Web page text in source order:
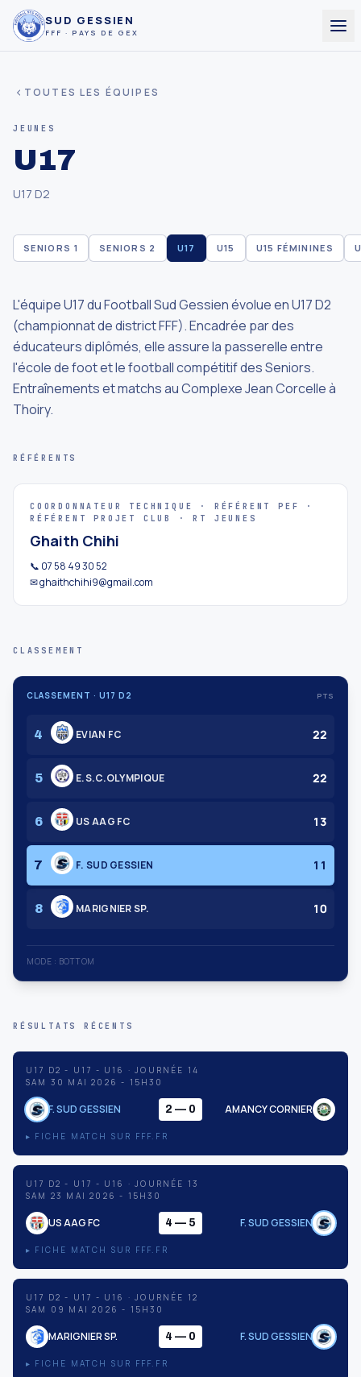
SUD GESSIEN
FFF · PAYS DE GEX
TOUTES LES ÉQUIPES
JEUNES
U17
U17 D2
SENIORS 1 SENIORS 2 U17 U15 U15 FÉMININES
L'équipe U17 du Football Sud Gessien évolue en U17 D2
(championnat de district FFF). Encadrée par des
éducateurs diplômés, elle assure la passerelle entre
l'école de foot et le football compétitif des Seniors.
Entraînements et matchs au Complexe Jean Corcelle à
Thoiry.
RÉFÉRENTS
COORDONNATEUR TECHNIQUE · RÉFÉRENT PEF ·
RÉFÉRENT PROJET CLUB · RT JEUNES
Ghaith Chihi
📞 07 58 49 30 52
✉ ghaithchihi9@gmail.com
CLASSEMENT
CLASSEMENT · U17 D2 PTS
4 EVIAN FC 22
5 E.S.C.OLYMPIQUE 22
6 US AAG FC 13
7 F. SUD GESSIEN 11
8 MARIGNIER SP. 10
MODE : BOTTOM
RÉSULTATS RÉCENTS
U17 D2 - U17 - U16 · JOURNÉE 14
SAM 30 MAI 2026 - 15H30
F. SUD GESSIEN 2 — 0 AMANCY CORNIER
▸ FICHE MATCH SUR FFF.FR
U17 D2 - U17 - U16 · JOURNÉE 13
SAM 23 MAI 2026 - 15H30
US AAG FC 4 — 5 F. SUD GESSIEN
▸ FICHE MATCH SUR FFF.FR
U17 D2 - U17 - U16 · JOURNÉE 12
SAM 09 MAI 2026 - 15H30
MARIGNIER SP. 4 — 0 F. SUD GESSIEN
▸ FICHE MATCH SUR FFF.FR